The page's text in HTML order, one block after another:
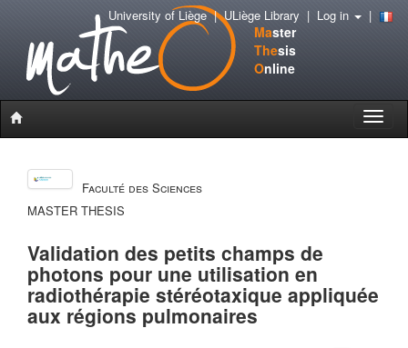
Master
Thesis
Online
Toggle
University of Liège|ULiège Library | Log in |
Faculté des Sciences
MASTER THESIS
Validation des petits champs de
photons pour une utilisation en
radiothérapie stéréotaxique appliquée
aux régions pulmonaires